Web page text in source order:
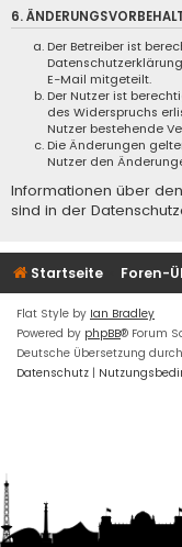
6.
Der Betreiber ist
E-Mail mitgeteilt.
Der Nutzer ist
des Widerspruchs
Nutzer bestehende
Die Änderungen
Nutzer den
Informationen über
sind in der
Startseite Foren-
Flat Style by Ian Bradley
Powered by phpBB® Forum
Deutsche Übersetzung durch
Datenschutz |